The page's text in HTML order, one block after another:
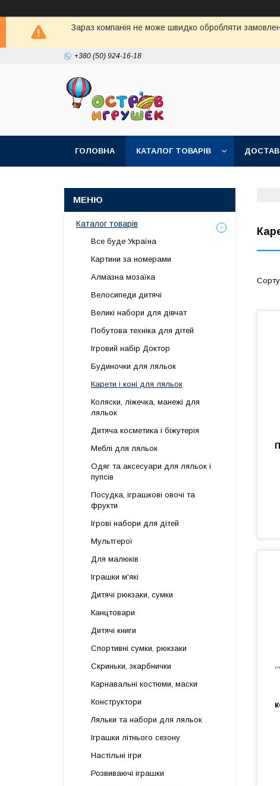
Зараз компанія не може швидко обробляти
+380 (50) 924-16-18
ГОЛОВНА КАТАЛОГ ТОВАРІВ
Каталог товарів
Все буде Україна
Картини за номерами
Алмазна мозаїка
Велосипеди дитячі
Великі набори для дівчат
Побутова техніка для дітей
Ігровий набір Доктор
Будиночки для ляльок
Карети і коні для ляльок
Коляски, ліжечка, манежі для
ляльок
Дитяча косметика і біжутерія
Меблі для ляльок
Одяг та аксесуари для ляльок і
пупсів
Посудка, іграшкові овочі та
фрукти
Ігрові набори для дітей
Мультгерої
Для малюків
Іграшки м'які
Дитячі рюкзаки, сумки
Канцтовари
Дитячі книги
Спортивні сумки, рюкзаки
Скриньки, зкарбнички
Карнавальні костюми, маски
Конструктори
Ляльки та набори для ляльок
Іграшки літнього сезону
Настільні ігри
Розвиваючі іграшки